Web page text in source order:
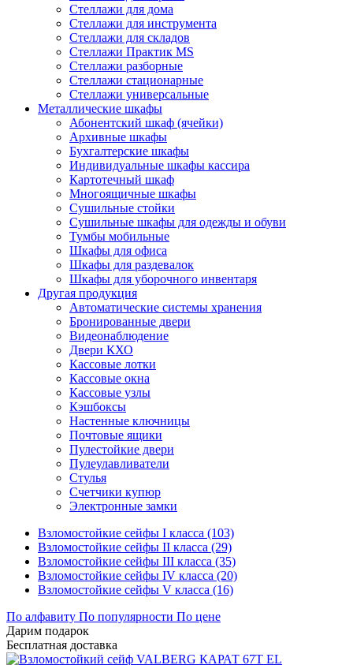
Стеллажи для дома
Стеллажи для инструмента
Стеллажи для складов
Стеллажи Практик MS
Стеллажи разборные
Стеллажи стационарные
Стеллажи универсальные
Металлические шкафы
Абонентский шкаф (ячейки)
Архивные шкафы
Бухгалтерские шкафы
Индивидуальные шкафы кассира
Картотечный шкаф
Многоящичные шкафы
Сушильные стойки
Сушильные шкафы для одежды и обуви
Тумбы мобильные
Шкафы для офиса
Шкафы для раздевалок
Шкафы для уборочного инвентаря
Другая продукция
Автоматические системы хранения
Бронированные двери
Видеонаблюдение
Двери КХО
Кассовые лотки
Кассовые окна
Кассовые узлы
Кэшбоксы
Настенные ключницы
Почтовые ящики
Пулестойкие двери
Пулеулавливатели
Стулья
Счетчики купюр
Электронные замки
Взломостойкие сейфы I класса (103)
Взломостойкие сейфы II класса (29)
Взломостойкие сейфы III класса (35)
Взломостойкие сейфы IV класса (20)
Взломостойкие сейфы V класса (16)
По алфавиту По популярности По цене
Дарим подарок
Бесплатная доставка